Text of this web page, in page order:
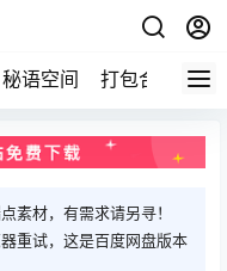
秘语空间 打包合集 关
素材，有需求请另寻！
重试，这是百度网盘版本